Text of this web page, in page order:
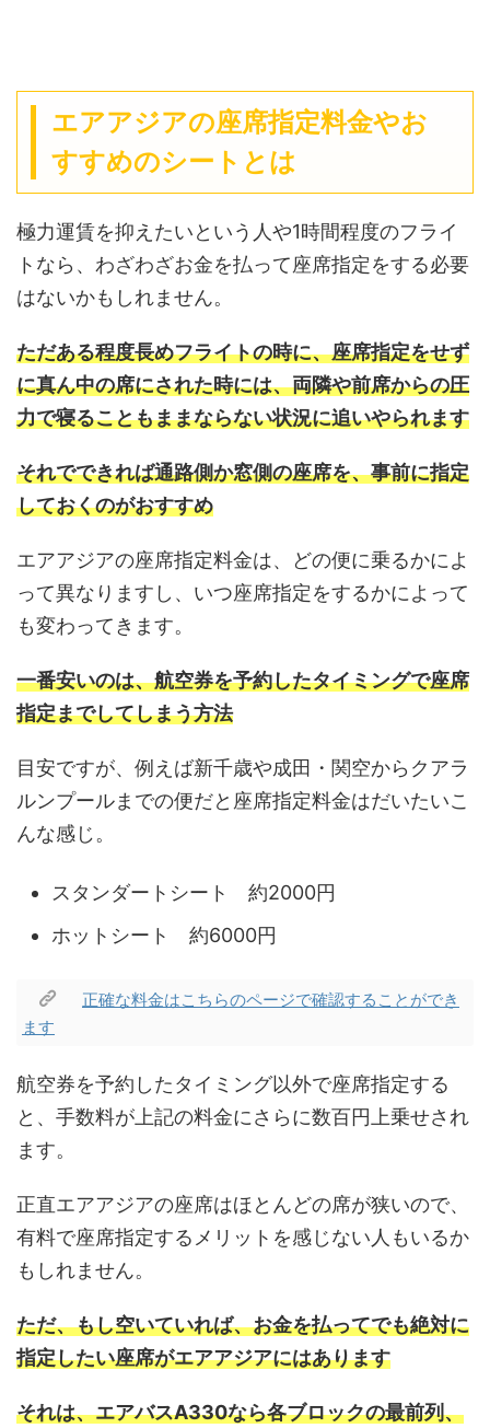
エアアジアの座席指定料金やお
すすめのシートとは
極力運賃を抑えたいという人や1時間程度のフライ
トなら、わざわざお金を払って座席指定をする必要
はないかもしれません。
ただある程度長めフライトの時に、座席指定をせず
に真ん中の席にされた時には、両隣や前席からの圧
力で寝ることもままならない状況に追いやられます
それでできれば通路側か窓側の座席を、事前に指定
しておくのがおすすめ
エアアジアの座席指定料金は、どの便に乗るかによ
って異なりますし、いつ座席指定をするかによって
も変わってきます。
一番安いのは、航空券を予約したタイミングで座席
指定までしてしまう方法
目安ですが、例えば新千歳や成田・関空からクアラ
ルンプールまでの便だと座席指定料金はだいたいこ
んな感じ。
スタンダートシート 約2000円
ホットシート 約6000円
正確な料金はこちらのページで確認することができ
ます
航空券を予約したタイミング以外で座席指定する
と、手数料が上記の料金にさらに数百円上乗せされ
ます。
正直エアアジアの座席はほとんどの席が狭いので、
有料で座席指定するメリットを感じない人もいるか
もしれません。
ただ、もし空いていれば、お金を払ってでも絶対に
指定したい座席がエアアジアにはあります
それは、エアバスA330なら各ブロックの最前列、